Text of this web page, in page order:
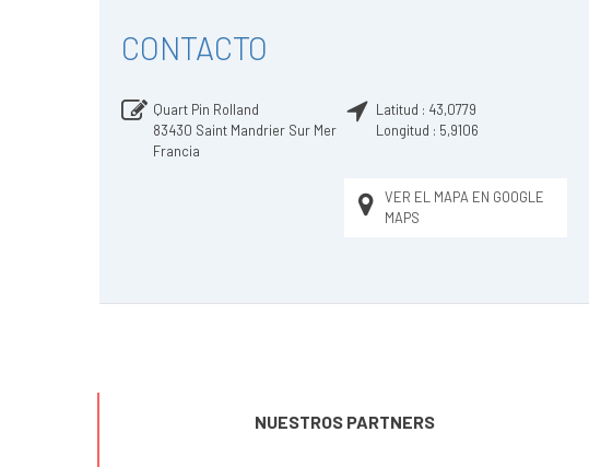
CONTACTO
Quart Pin Rolland
83430 Saint Mandrier Sur Mer
Francia
Latitud : 43,0779
Longitud : 5,9106
VER EL MAPA EN GOOGLE
MAPS
NUESTROS PARTNERS